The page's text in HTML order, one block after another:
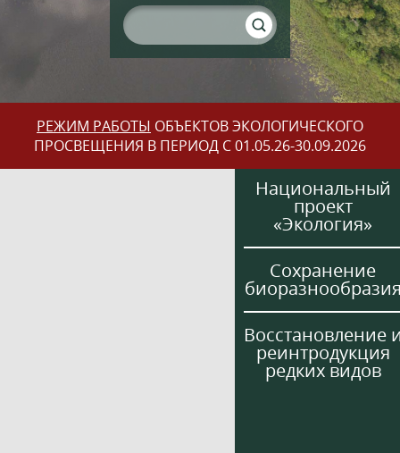
РЕЖИМ РАБОТЫ ОБЪЕКТОВ ЭКОЛОГИЧЕСКОГО
ПРОСВЕЩЕНИЯ В ПЕРИОД С 01.05.26-30.09.2026
Национальный
проект
«Экология»
Сохранение
Восстановление
реинтродукция
редких видов